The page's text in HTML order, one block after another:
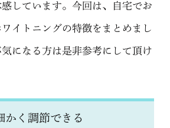
しています。今回は、自宅でお
イトニングの特徴をまとめまし
になる方は是非参考にして頂け
かく調節できる